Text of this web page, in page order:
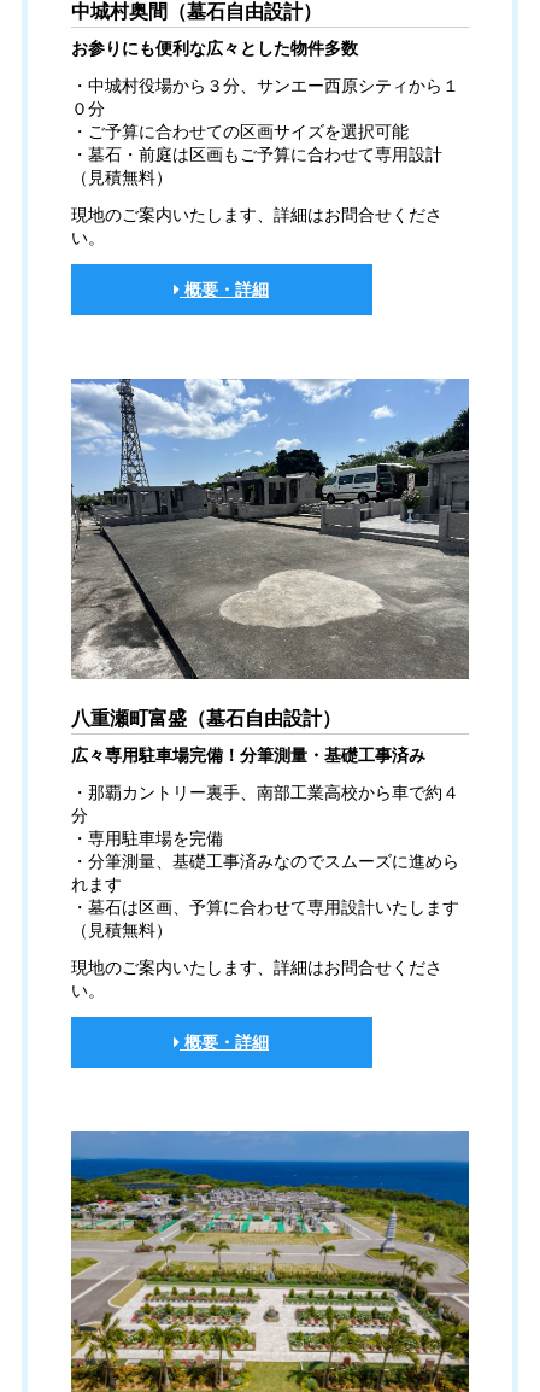
中城村奥間（墓石自由設計）
お参りにも便利な広々とした物件多数
・中城村役場から３分、サンエー西原シティから１
０分
・ご予算に合わせての区画サイズを選択可能
・墓石・前庭は区画もご予算に合わせて専用設計
（見積無料）
現地のご案内いたします、詳細はお問合せくださ
い。
概要・詳細
八重瀬町富盛（墓石自由設計）
広々専用駐車場完備！分筆測量・基礎工事済み
・那覇カントリー裏手、南部工業高校から車で約４
分
・専用駐車場を完備
・分筆測量、基礎工事済みなのでスムーズに進めら
れます
・墓石は区画、予算に合わせて専用設計いたします
（見積無料）
現地のご案内いたします、詳細はお問合せくださ
い。
概要・詳細